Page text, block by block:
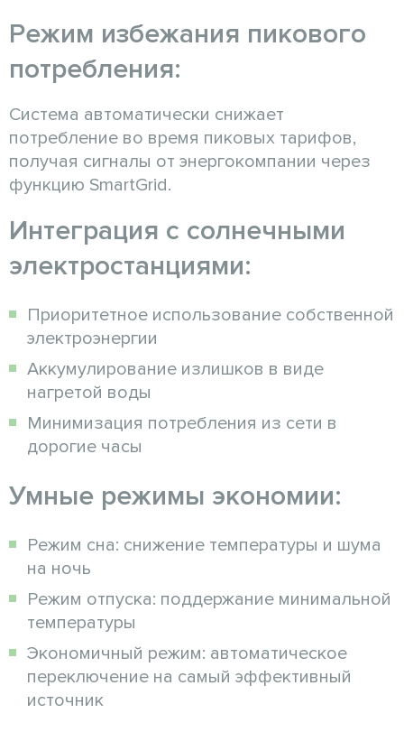
Режим избежания пикового
потребления:
Система автоматически снижает
потребление во время пиковых тарифов,
получая сигналы от энергокомпании через
функцию SmartGrid.
Интеграция с солнечными
электростанциями:
Приоритетное использование собственной
электроэнергии
Аккумулирование излишков в виде
нагретой воды
Минимизация потребления из сети в
дорогие часы
Умные режимы экономии:
Режим сна: снижение температуры и шума
на ночь
Режим отпуска: поддержание минимальной
температуры
Экономичный режим: автоматическое
переключение на самый эффективный
источник